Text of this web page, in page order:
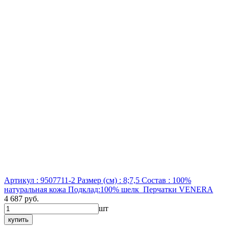
Артикул : 9507711-2 Размер (см) : 8;7,5 Состав : 100%
натуральная кожа Подклад:100% шелк Перчатки VENERA
4 687 руб.
шт
купить